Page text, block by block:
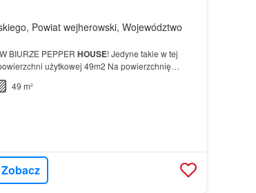
Powiat wejherowski, Województwo
BIURZE PEPPER HOUSE! Jedyne takie w tej
użytkowej 49m2 Na powierzchnię
kuchennym, dwie…
49 m²
Zobacz